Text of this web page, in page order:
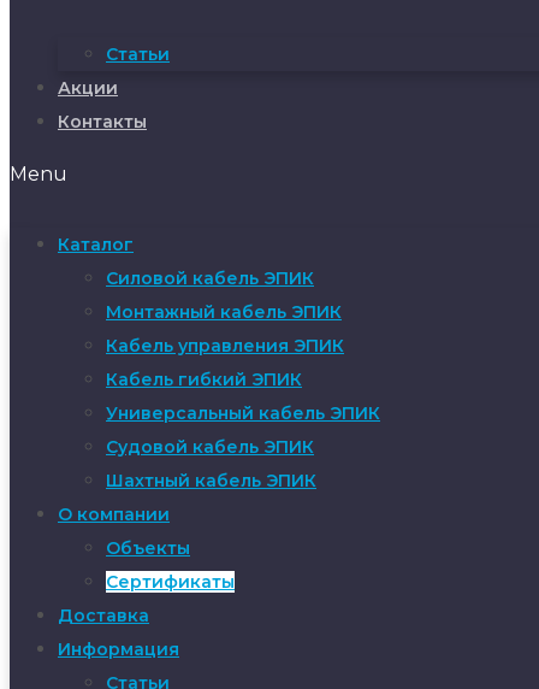
Статьи
Акции
Контакты
Menu
Каталог
Силовой кабель ЭПИК
Монтажный кабель ЭПИК
Кабель управления ЭПИК
Кабель гибкий ЭПИК
Универсальный кабель ЭПИК
Судовой кабель ЭПИК
Шахтный кабель ЭПИК
О компании
Объекты
Сертификаты
Доставка
Информация
Статьи